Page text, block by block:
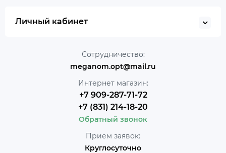
Личный кабинет
Сотрудничество:
meganom.opt@mail.ru
Интернет магазин:
+7 909-287-71-72
+7 (831) 214-18-20
Обратный звонок
Прием заявок:
Круглосуточно